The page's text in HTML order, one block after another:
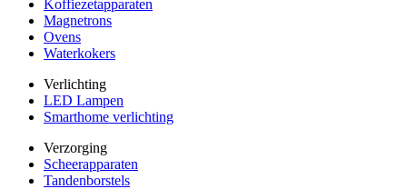
Koffiezetapparaten
Magnetrons
Ovens
Waterkokers
Verlichting
LED Lampen
Smarthome verlichting
Verzorging
Scheerapparaten
Tandenborstels